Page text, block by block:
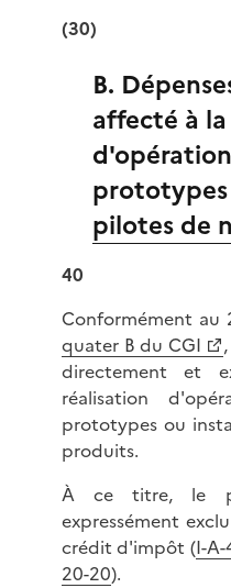
(30)
B.
affecté à
pilotes de
40
Conformément au
quater B du CGI
directement et
réalisation
prototypes ou
produits.
À ce titre, le
expressément
crédit d'impôt (I-A-
20-20).